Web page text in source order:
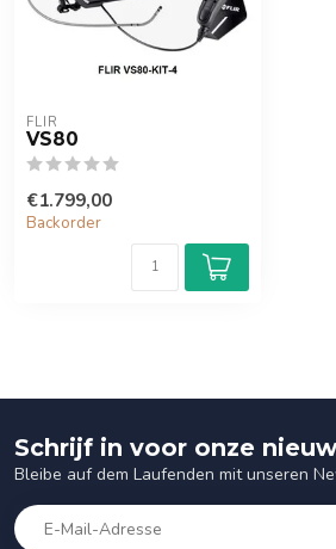
FLIR
VS80
€1.799,00
Backorder
Schrijf in voor onze
Bleibe auf dem Laufenden mit unseren